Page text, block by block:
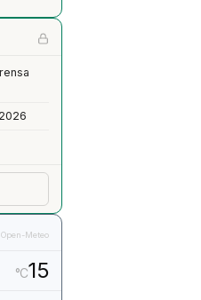
Open-Meteo
°C15